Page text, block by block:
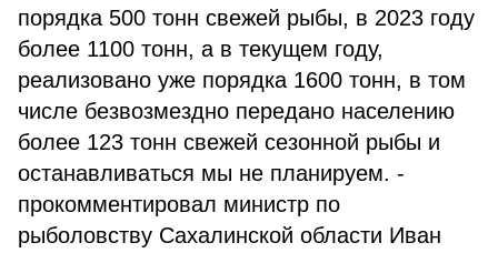
порядка 500 тонн свежей рыбы, в 2023 году
более 1100 тонн, а в текущем году,
реализовано уже порядка 1600 тонн, в том
числе безвозмездно передано населению
более 123 тонн свежей сезонной рыбы и
останавливаться мы не планируем. -
прокомментировал министр по
рыболовству Сахалинской области Иван